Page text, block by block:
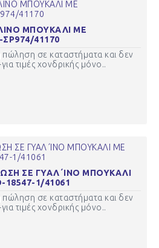
ΜΠΟΥΚΑΛΙ ΜΕ
41170
σε καταστήματα και δεν
τιμές χονδρικής μόνο..
ΣΕ ΓΥΑΛ΄ΙΝΟ ΜΠΟΥΚΑΛΙ
1/41061
σε καταστήματα και δεν
τιμές χονδρικής μόνο..